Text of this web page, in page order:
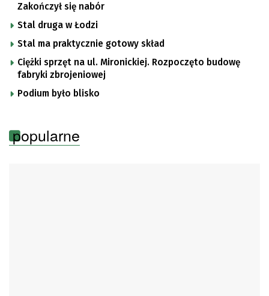
Zakończył się nabór
Stal druga w Łodzi
Stal ma praktycznie gotowy skład
Ciężki sprzęt na ul. Mironickiej. Rozpoczęto budowę
fabryki zbrojeniowej
Podium było blisko
popularne